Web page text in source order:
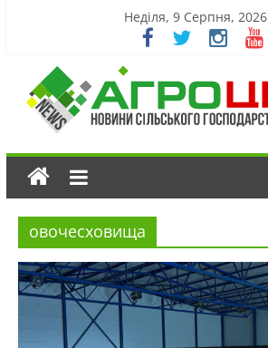
Неділя, 9 Серпня, 2026
овочесховища